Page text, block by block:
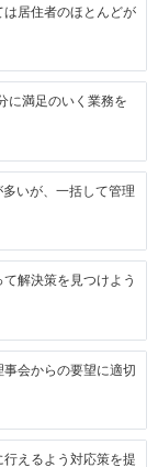
居住者のほとんどが
に満足のいく業務を
いが、一括して管理
解決策を見つけよう
会からの要望に適切
えるよう対応策を提